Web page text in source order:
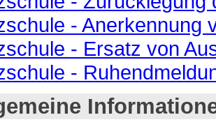
- Anerkennung
- Ersatz von
-